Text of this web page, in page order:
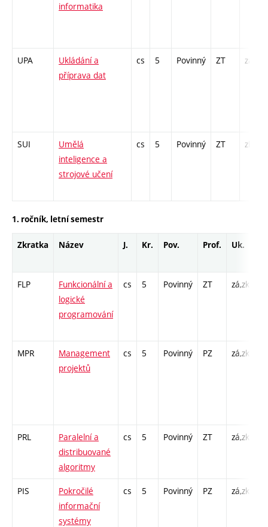
informatika
UPA
Ukládání a
příprava dat
cs 5 Povinný ZT zá,zk
SUI
Umělá
inteligence a
strojové učení
cs 5 Povinný ZT zk
1. ročník, letní semestr
Zkratka Název J. Kr. Pov. Prof. Uk.
FLP
Funkcionální a
logické
programování
cs 5 Povinný ZT zá,zk
MPR
Management
projektů
cs 5 Povinný PZ zá,zk
PRL
Paralelní a
distribuované
algoritmy
cs 5 Povinný ZT zá,zk
PIS
Pokročilé
informační
systémy
cs 5 Povinný PZ zá,zk